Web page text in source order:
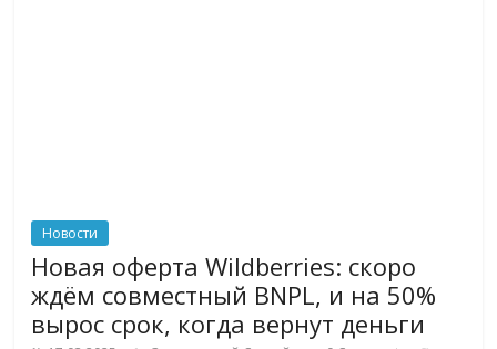
Новости
Новая оферта Wildberries: скоро
ждём совместный BNPL, и на 50%
вырос срок, когда вернут деньги